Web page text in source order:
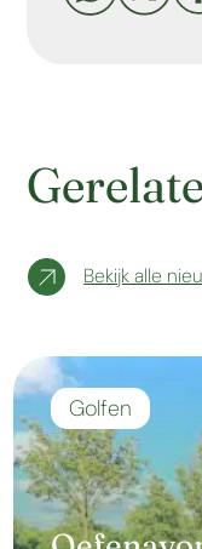
Bekijk alle
Golfen